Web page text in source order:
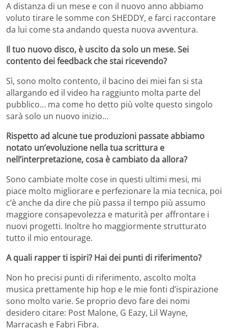
A distanza di un mese e con il nuovo anno abbiamo
voluto tirare le somme con SHEDDY, e farci raccontare
da lui come sta andando questa nuova avventura.
Il tuo nuovo disco, è uscito da solo un mese. Sei
contento dei feedback che stai ricevendo?
Sì, sono molto contento, il bacino dei miei fan si sta
allargando ed il video ha raggiunto molta parte del
pubblico… ma come ho detto più volte questo singolo
sarà solo un nuovo inizio…
Rispetto ad alcune tue produzioni passate abbiamo
notato un’evoluzione nella tua scrittura e
nell’interpretazione, cosa è cambiato da allora?
Sono cambiate molte cose in questi ultimi mesi, mi
piace molto migliorare e perfezionare la mia tecnica, poi
c’è anche da dire che più passa il tempo più assumo
maggiore consapevolezza e maturità per affrontare i
nuovi progetti. Inoltre ho maggiormente strutturato
tutto il mio entourage.
A quali rapper ti ispiri? Hai dei punti di riferimento?
Non ho precisi punti di riferimento, ascolto molta
musica prettamente hip hop e le mie fonti d’ispirazione
sono molto varie. Se proprio devo fare dei nomi
desidero citare: Post Malone, G Eazy, Lil Wayne,
Marracash e Fabri Fibra.